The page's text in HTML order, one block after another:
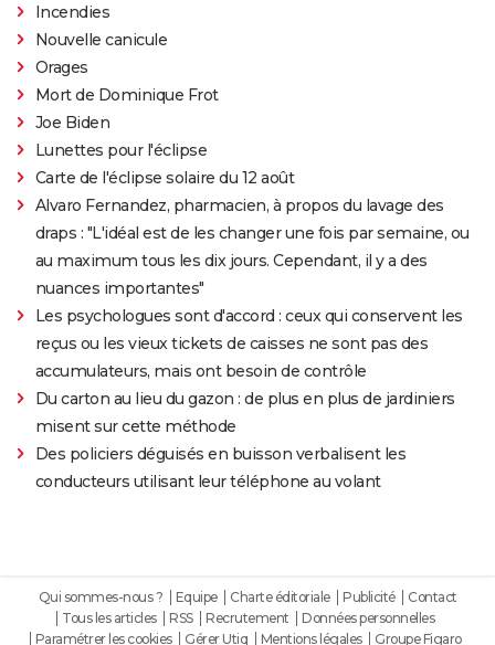
Incendies
Nouvelle canicule
Orages
Mort de Dominique Frot
Joe Biden
Lunettes pour l'éclipse
Carte de l'éclipse solaire du 12 août
Alvaro Fernandez, pharmacien, à propos du lavage des
draps : "L'idéal est de les changer une fois par semaine, ou
au maximum tous les dix jours. Cependant, il y a des
nuances importantes"
Les psychologues sont d'accord : ceux qui conservent les
reçus ou les vieux tickets de caisses ne sont pas des
accumulateurs, mais ont besoin de contrôle
Du carton au lieu du gazon : de plus en plus de jardiniers
misent sur cette méthode
Des policiers déguisés en buisson verbalisent les
conducteurs utilisant leur téléphone au volant
Qui sommes-nous ? Equipe Charte éditoriale Publicité
Contact
Tous les articles
RSS Recrutement
Données personnelles
Paramétrer les cookies
Gérer Utiq Mentions légales Groupe Figaro